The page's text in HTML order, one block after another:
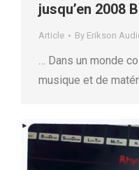
jusqu’en 2008
Article By Erikson
… Dans un monde
musique et de